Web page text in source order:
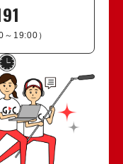
19:00）